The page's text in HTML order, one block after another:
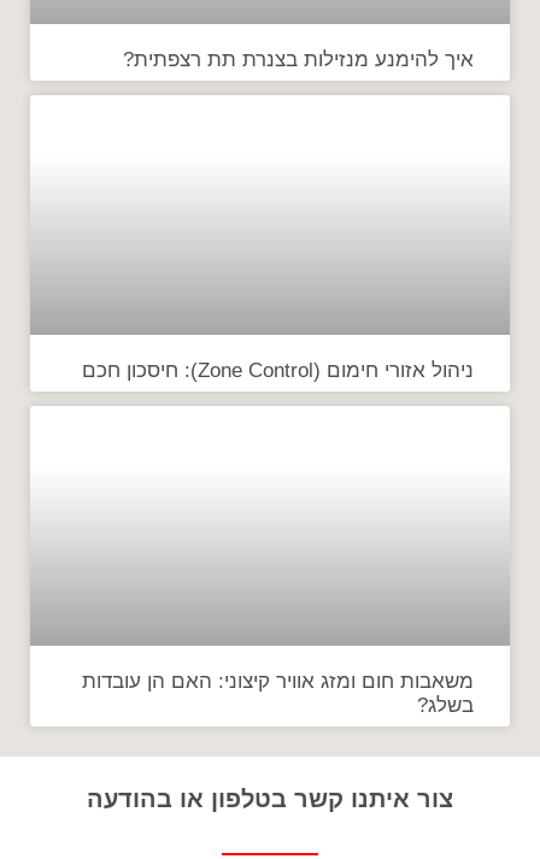
איך להימנע מנזילות בצנרת תת רצפתית?
ניהול אזורי חימום (Zone Control): חיסכון חכם
משאבות חום ומזג אוויר קיצוני: האם הן עובדות
בשלג?
צור איתנו קשר בטלפון או בהודעה